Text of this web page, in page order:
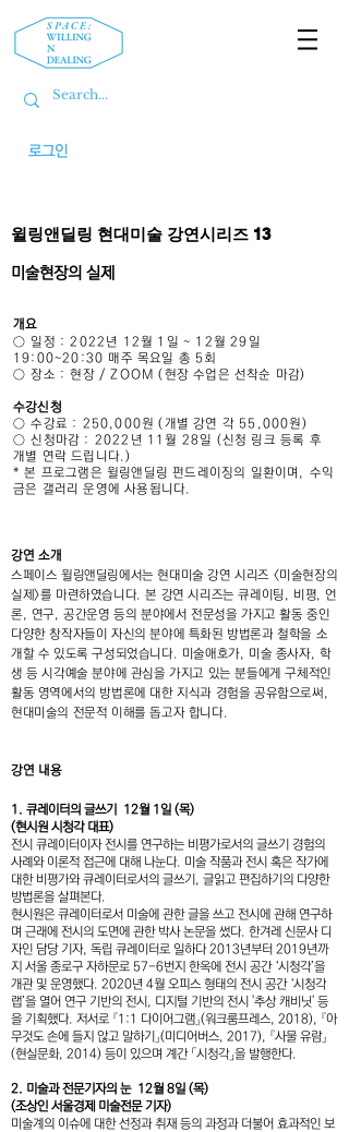
로그인
윌링앤딜링 현대미술 강연시리즈 13
미술현장의 실제
개요
○ 일정 : 2022년 12월 1일 ~ 12월 29일
19:00~20:30 매주 목요일 총 5회
○ 장소 : 현장 / ZOOM (현장 수업은 선착순 마감)
수강신청
○ 수강료 : 250,000원 (개별 강연 각 55,000원)
○ 신청마감 : 2022년 11월 28일 (신청 링크 등록 후
개별 연락 드립니다.)
* 본 프로그램은 윌링앤딜링 펀드레이징의 일환이며, 수익
금은 갤러리 운영에 사용됩니다.
강연 소개
스페이스 윌링앤딜링에서는 현대미술 강연 시리즈 <미술현장의
실제>를 마련하였습니다. 본 강연 시리즈는 큐레이팅, 비평, 언
론, 연구, 공간운영 등의 분야에서 전문성을 가지고 활동 중인
다양한 창작자들이 자신의 분야에 특화된 방법론과 철학을 소
개할 수 있도록 구성되었습니다. 미술애호가, 미술 종사자, 학
생 등 시각예술 분야에 관심을 가지고 있는 분들에게 구체적인
활동 영역에서의 방법론에 대한 지식과 경험을 공유함으로써,
현대미술의 전문적 이해를 돕고자 합니다.
강연 내용
1. 큐레이터의 글쓰기 12월 1일 (목)
(현시원 시청각 대표)
전시 큐레이터이자 전시를 연구하는 비평가로서의 글쓰기 경험의
사례와 이론적 접근에 대해 나눈다. 미술 작품과 전시 혹은 작가에
대한 비평가와 큐레이터로서의 글쓰기, 글읽고 편집하기의 다양한
방법론을 살펴본다.
현시원은 큐레이터로서 미술에 관한 글을 쓰고 전시에 관해 연구하
며 근래에 전시의 도면에 관한 박사 논문을 썼다. 한겨레 신문사 디
자인 담당 기자, 독립 큐레이터로 일하다 2013년부터 2019년까
지 서울 종로구 자하문로 57-6번지 한옥에 전시 공간 ‘시청각’을
개관 및 운영했다. 2020년 4월 오피스 형태의 전시 공간 ‘시청각
랩’을 열어 연구 기반의 전시, 디지털 기반의 전시 '추상 캐비닛' 등
을 기획했다. 저서로 『1:1 다이어그램』(워크룸프레스, 2018), 『아
무것도 손에 들지 않고 말하기』(미디어버스, 2017), 『사물 유람』
(현실문화, 2014) 등이 있으며 계간 「시청각」을 발행한다.
2. 미술과 전문기자의 눈 12월 8일 (목)
(조상인 서울경제 미술전문 기자)
미술계의 이슈에 대한 선정과 취재 등의 과정과 더불어 효과적인 보